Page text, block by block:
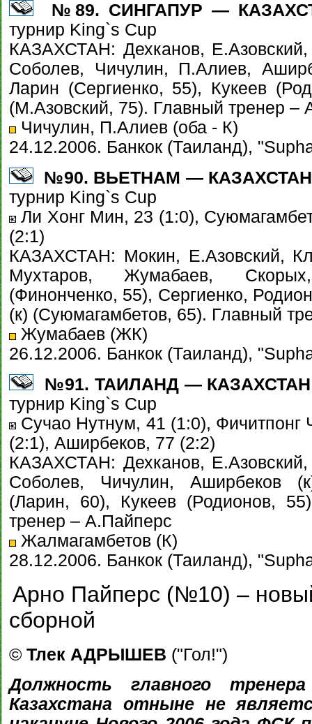
№89. СИНГАПУР —
турнир King`s Cup
КАЗАХСТАН: Дехканов,
Соболев, Чичулин, П.Алиев,
Ларин (Сергиенко, 55), Кукеев
(М.Азовский, 75). Главный тренер –
Чичулин, П.Алиев (оба - К)
24.12.2006. Банкок (Таиланд),
№90. ВЬЕТНАМ — КАЗАХСТАН
турнир King`s Cup
Ли Хонг Мин, 23 (1:0),
(2:1)
КАЗАХСТАН: Мокин, Е.Азовский,
Мухтаров, Жумабаев,
(Финонченко, 55), Сергиенко,
(к) (Суюмагамбетов, 65). Главный
Жумабаев (ЖК)
26.12.2006. Банкок (Таиланд),
№91. ТАИЛАНД — КАЗАХСТАН
турнир King`s Cup
Сучао Нутнум, 41 (1:0), Фичитпонг
(2:1), Аширбеков, 77 (2:2)
КАЗАХСТАН: Дехканов,
Соболев, Чичулин, Аширбеков
(Ларин, 60), Кукеев (Родионов,
тренер – А.Пайперс
Жалмагамбетов (К)
28.12.2006. Банкок (Таиланд),
Арно Пайперс (№10) –
сборной
© Тлек АДРЫШЕВ ("Гол!")
Должность главного
Казахстана отныне не